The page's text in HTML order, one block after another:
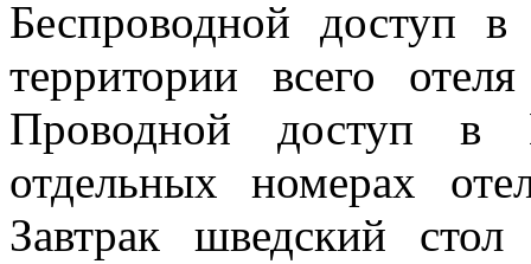
Беспроводной доступ в
территории всего
Проводной доступ в
отдельных номерах
Завтрак шведский